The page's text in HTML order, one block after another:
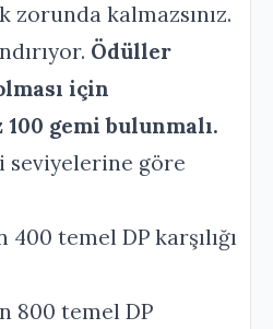
zorunda kalmazsınız.
Ödüller
için
100 gemi bulunmalı.
göre
400 temel DP karşılığı
800 temel DP